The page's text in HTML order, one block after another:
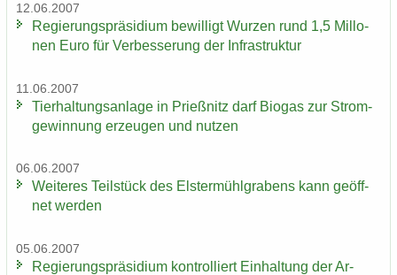
12.06.2007
Re­gie­rungs­prä­si­di­um be­wil­ligt Wur­zen rund 1,5 Mil­lo­
nen Euro für Ver­bes­se­rung der In­fra­struk­tur
11.06.2007
Tier­hal­tungs­an­la­ge in Prieß­nitz darf Bio­gas zur Strom­
ge­win­nung er­zeu­gen und nut­zen
06.06.2007
Wei­te­res Teil­stück des Els­ter­mühl­gra­bens kann ge­öff­
net wer­den
05.06.2007
Re­gie­rungs­prä­si­di­um kon­trol­liert Ein­hal­tung der Ar­